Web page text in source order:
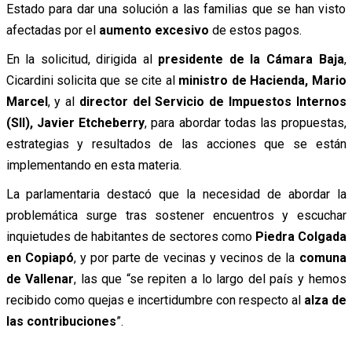
Estado para dar una solución a las familias que se han visto
afectadas por el aumento excesivo de estos pagos.
En la solicitud, dirigida al presidente de la Cámara Baja,
Cicardini solicita que se cite al ministro de Hacienda, Mario
Marcel, y al director del Servicio de Impuestos Internos
(SII), Javier Etcheberry, para abordar todas las propuestas,
estrategias y resultados de las acciones que se están
implementando en esta materia.
La parlamentaria destacó que la necesidad de abordar la
problemática surge tras sostener encuentros y escuchar
inquietudes de habitantes de sectores como Piedra Colgada
en Copiapó, y por parte de vecinas y vecinos de la comuna
de Vallenar, las que “se repiten a lo largo del país y hemos
recibido como quejas e incertidumbre con respecto al alza de
las contribuciones”.